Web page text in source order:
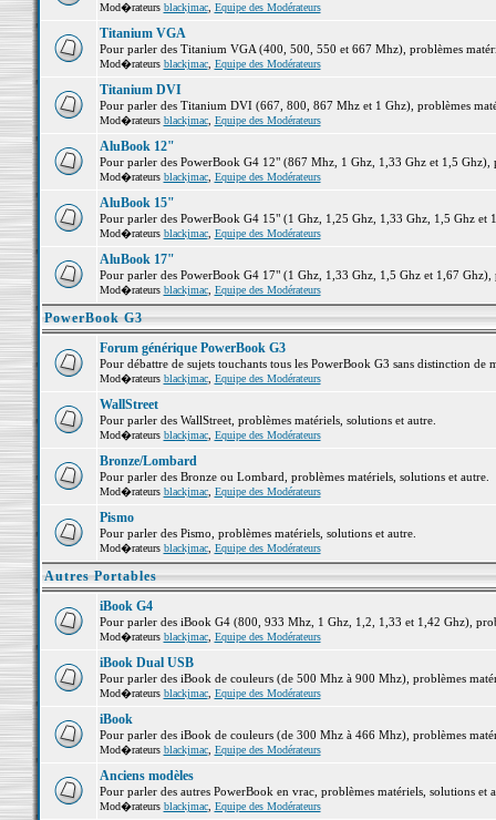
Mod�rateurs blackjmac, Equipe des Modérateurs
Titanium VGA
Pour parler des Titanium VGA (400, 500, 550 et 667 Mhz), problèmes
Mod�rateurs blackjmac, Equipe des Modérateurs
Titanium DVI
Pour parler des Titanium DVI (667, 800, 867 Mhz et 1 Ghz), problèmes
Mod�rateurs blackjmac, Equipe des Modérateurs
AluBook 12"
Pour parler des PowerBook G4 12" (867 Mhz, 1 Ghz, 1,33 Ghz et 1,5 Ghz),
Mod�rateurs blackjmac, Equipe des Modérateurs
AluBook 15"
Pour parler des PowerBook G4 15" (1 Ghz, 1,25 Ghz, 1,33 Ghz, 1,5 Ghz et
Mod�rateurs blackjmac, Equipe des Modérateurs
AluBook 17"
Pour parler des PowerBook G4 17" (1 Ghz, 1,33 Ghz, 1,5 Ghz et 1,67 Ghz),
Mod�rateurs blackjmac, Equipe des Modérateurs
PowerBook G3
Forum générique PowerBook G3
Pour débattre de sujets touchants tous les PowerBook G3 sans distinction de
Mod�rateurs blackjmac, Equipe des Modérateurs
WallStreet
Pour parler des WallStreet, problèmes matériels, solutions et autre.
Mod�rateurs blackjmac, Equipe des Modérateurs
Bronze/Lombard
Pour parler des Bronze ou Lombard, problèmes matériels, solutions et autre.
Mod�rateurs blackjmac, Equipe des Modérateurs
Pismo
Pour parler des Pismo, problèmes matériels, solutions et autre.
Mod�rateurs blackjmac, Equipe des Modérateurs
Autres Portables
iBook G4
Pour parler des iBook G4 (800, 933 Mhz, 1 Ghz, 1,2, 1,33 et 1,42 Ghz),
Mod�rateurs blackjmac, Equipe des Modérateurs
iBook Dual USB
Pour parler des iBook de couleurs (de 500 Mhz à 900 Mhz), problèmes
Mod�rateurs blackjmac, Equipe des Modérateurs
iBook
Pour parler des iBook de couleurs (de 300 Mhz à 466 Mhz), problèmes
Mod�rateurs blackjmac, Equipe des Modérateurs
Anciens modèles
Pour parler des autres PowerBook en vrac, problèmes matériels, solutions et
Mod�rateurs blackjmac, Equipe des Modérateurs